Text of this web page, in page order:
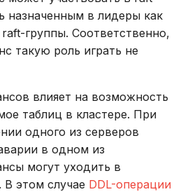
назначенным в лидеры как
группы. Соответственно,
такую роль играть не
влияет на возможность
таблиц в кластере. При
одного из серверов
в одном из
могут уходить в
. В этом случае DDL-операции